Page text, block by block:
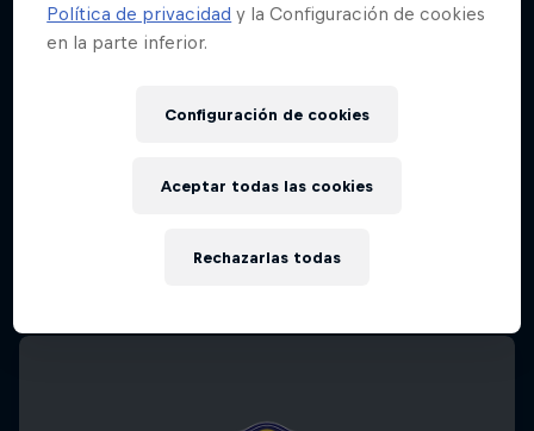
Política de privacidad y la Configuración de cookies
en la parte inferior.
Configuración de cookies
Rechazarlas todas
Aceptar todas las cookies